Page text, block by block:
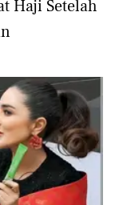
Haji Setelah